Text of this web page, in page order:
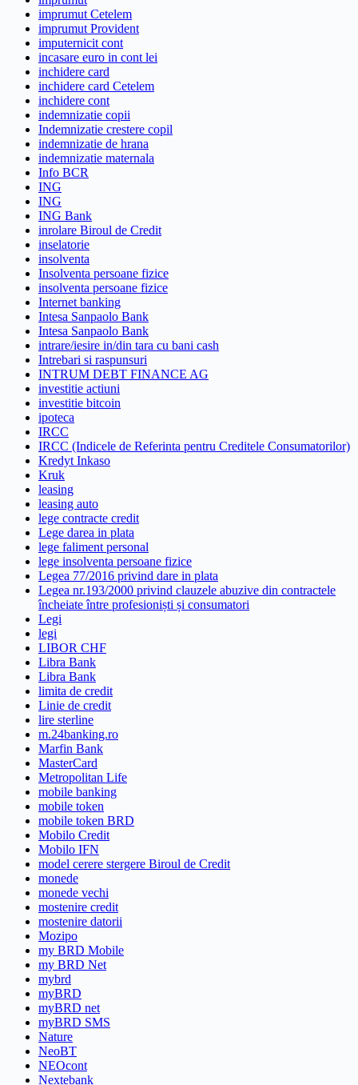
imprumut Cetelem
imprumut Provident
imputernicit cont
incasare euro in cont lei
inchidere card
inchidere card Cetelem
inchidere cont
indemnizatie copii
Indemnizatie crestere copil
indemnizatie de hrana
indemnizatie maternala
Info BCR
ING
ING
ING Bank
inrolare Biroul de Credit
inselatorie
insolventa
Insolventa persoane fizice
insolventa persoane fizice
Internet banking
Intesa Sanpaolo Bank
Intesa Sanpaolo Bank
intrare/iesire in/din tara cu bani cash
Intrebari si raspunsuri
INTRUM DEBT FINANCE AG
investitie actiuni
investitie bitcoin
ipoteca
IRCC
IRCC (Indicele de Referinta pentru Creditele Consumatorilor)
Kredyt Inkaso
Kruk
leasing
leasing auto
lege contracte credit
Lege darea in plata
lege faliment personal
lege insolventa persoane fizice
Legea 77/2016 privind dare in plata
Legea nr.193/2000 privind clauzele abuzive din contractele
încheiate între profesioniști și consumatori
Legi
legi
LIBOR CHF
Libra Bank
Libra Bank
limita de credit
Linie de credit
lire sterline
m.24banking.ro
Marfin Bank
MasterCard
Metropolitan Life
mobile banking
mobile token
mobile token BRD
Mobilo Credit
Mobilo IFN
model cerere stergere Biroul de Credit
monede
monede vechi
mostenire credit
mostenire datorii
Mozipo
my BRD Mobile
my BRD Net
mybrd
myBRD
myBRD net
myBRD SMS
Nature
NeoBT
NEOcont
Nextebank